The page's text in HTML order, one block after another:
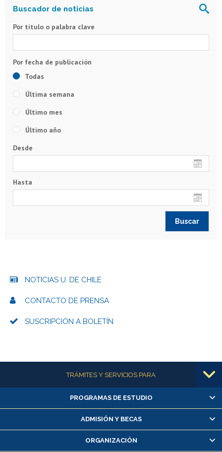
Por título o palabra clave
Todas
Última semana
Último mes
Último año
Desde
Hasta
NOTICIAS U. DE CHILE
CONTACTO DE PRENSA
SUSCRIPCIÓN A BOLETÍN
Más informaciónTRÁMITES Y SERVICIOS PARA
Alumnas/os y exalumnas/os
Matrícula en línea
Inscripción y cambio de asignaturas
Consulta y certificado de notas
PROGRAMAS DE ESTUDIO
ADMISIÓN Y BECAS
ORGANIZACIÓN